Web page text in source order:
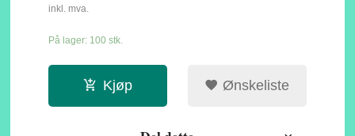
inkl. mva.
På lager: 100 stk.
Kjøp Ønskeliste